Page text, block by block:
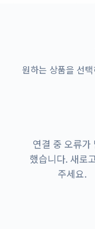
원하는 상품을 선
연결 중 오류가
했습니다. 새로
주세요.